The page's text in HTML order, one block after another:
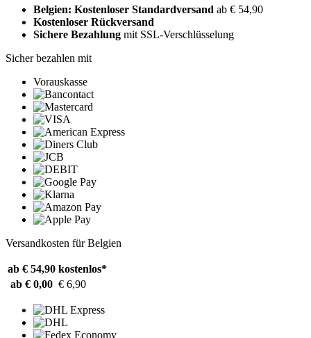
Belgien: Kostenloser Standardversand ab € 54,90
Kostenloser Rückversand
Sichere Bezahlung mit SSL-Verschlüsselung
Sicher bezahlen mit
Vorauskasse
Versandkosten für Belgien
ab € 54,90 kostenlos*
ab € 0,00 € 6,90